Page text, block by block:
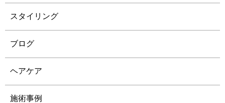
スタイリング
ブログ
ヘアケア
施術事例